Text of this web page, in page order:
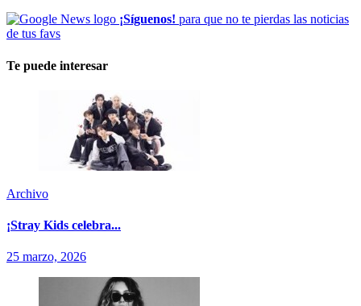
¡Síguenos! para que no te pierdas las noticias
de tus favs
Te puede interesar
Archivo
¡Stray Kids celebra...
25 marzo, 2026